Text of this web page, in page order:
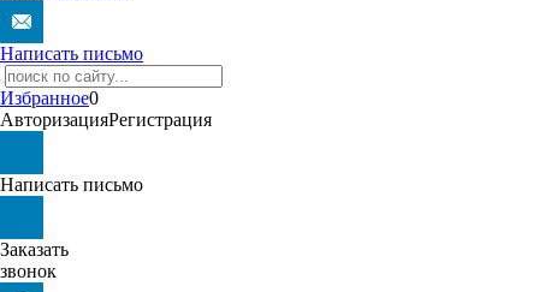
Написать письмо
Избранное0
АвторизацияРегистрация
Написать письмо
Заказать
звонок